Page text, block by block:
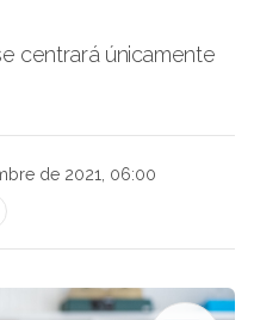
centrará únicamente
de 2021, 06:00